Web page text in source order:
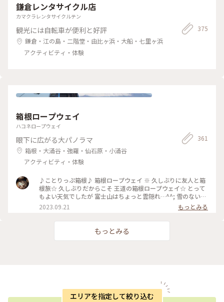
藤沢 #神奈川 #江ノ島散歩 #江ノ島 #クリスマスを回収する1日
#milkのミルキーな毎日
は辺津宮です。 : 📷:2025.12.29 Mon. : #開運旅 #神社 #神社巡
り #江島神社 #青い海 #綺麗 #江の島 #藤沢 #神奈川 #江ノ島散
歩 #江ノ島 #クリスマスを回収する1日 #milkのミルキーな毎日
鎌倉レンタサイクル店
カマクラレンタサイクルテン
観光には自転車が便利と好評
鎌倉・江の島・二階堂・由比ヶ浜・大船・七里ヶ浜
アクティビティ・体験
375
箱根ロープウェイ
ハコネロープウェイ
眼下に広がる大パノラマ
箱根・大涌谷・強羅・仙石原・小涌谷
アクティビティ・体験
361
♪ことりっぷ箱根♪ 箱根ロープウェイ ※ 久しぶりに友人と箱
根旅☆ 久しぶりだからこそ 王道の箱根ロープウェイ☆ とって
もよい天気でしたが 富士山はちょっと雲隠れ…^^; 雪のない黒
い富士山は 頭だけちょっと出し 真っ白な雲を纏っておりまし
た☆ ロープウェイからの 大涌谷の光景も久しぶり☆ 以前と少
し違うのは インバウンドの方が とっても多く 一緒にロープウ
ェイに 乗り合わせたお客様の中で 日本人は私たち2人だけ？！
2023.09.21 もっとみる
もっとみる
エリアを指定して絞り込む